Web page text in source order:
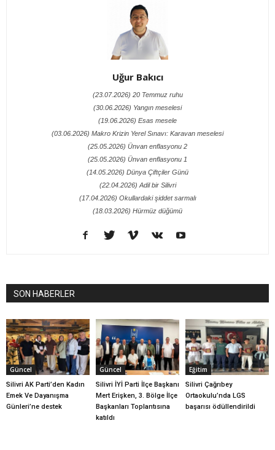
Uğur Bakıcı
(23.07.2026) 20 Temmuz ruhu
(30.06.2026) Yangın meselesi
(19.06.2026) Esas mesele
(03.06.2026) Makro Krizin Yerel Sınavı: Karavan meselesi
(25.05.2026) Ünvan enflasyonu 2
(25.05.2026) Ünvan enflasyonu 1
(14.05.2026) Dünya Çiftçiler Günü
(22.04.2026) Adil bir Silivri
(17.04.2026) Okullardaki şiddet sarmalı
(18.03.2026) Hürmüz düğümü
SON HABERLER
Güncel
Silivri AK Parti’den Kadın
Emek Ve Dayanışma
Günleri’ne destek
Güncel
Silivri İYİ Parti İlçe Başkanı
Mert Erişken, 3. Bölge İlçe
Başkanları Toplantısına
katıldı
Eğitim
Silivri Çağrıbey
Ortaokulu’nda LGS
başarısı ödüllendirildi